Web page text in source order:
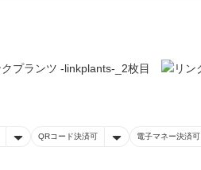
QRコード決済可 電子マネー決済可